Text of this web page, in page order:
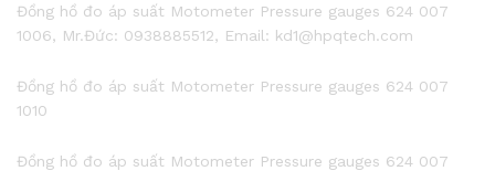
Đồng hồ đo áp suất Motometer Pressure gauges 624 007
1006, Mr.Đức: 0938885512, Email: kd1@hpqtech.com
Đồng hồ đo áp suất Motometer Pressure gauges 624 007
1010
Đồng hồ đo áp suất Motometer Pressure gauges 624 007